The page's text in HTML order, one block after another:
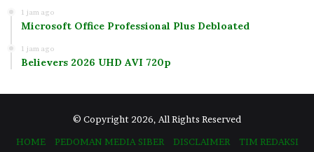
1 jam ago
Microsoft Office Professional Plus Debloated
1 jam ago
Believers 2026 UHD AVI 720p
© Copyright 2026, All Rights Reserved
HOME
PEDOMAN MEDIA SIBER DISCLAIMER TIM REDAKSI